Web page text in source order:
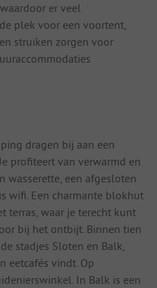
er veel
plek voor een voortent,
struiken zorgen voor
dragen bij aan een
profiteert van verwarmd en
wasserette, een afgesloten
wifi. Een charmante blokhut
terras, waar je terecht kunt
bij het ontbijt. Binnen tien
stadjes Sloten en Balk,
eetcafés vindt. Op
In Balk is een